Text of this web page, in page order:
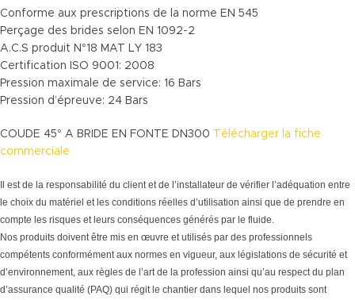
Conforme aux prescriptions de la norme EN 545
Perçage des brides selon EN 1092-2
A.C.S produit N°18 MAT LY 183
Certification ISO 9001: 2008
Pression maximale de service: 16 Bars
Pression d’épreuve: 24 Bars
COUDE 45° A BRIDE EN FONTE DN300
Télécharger la fiche
commerciale
Il est de la responsabilité du client et de l’installateur de vérifier l’adéquation entre
le choix du matériel et les conditions réelles d’utilisation ainsi que de prendre en
compte les risques et leurs conséquences générés par le fluide.
Nos produits doivent être mis en œuvre et utilisés par des professionnels
compétents conformément aux normes en vigueur, aux législations de sécurité et
d’environnement, aux règles de l’art de la profession ainsi qu’au respect du plan
d’assurance qualité (PAQ) qui régit le chantier dans lequel nos produits sont